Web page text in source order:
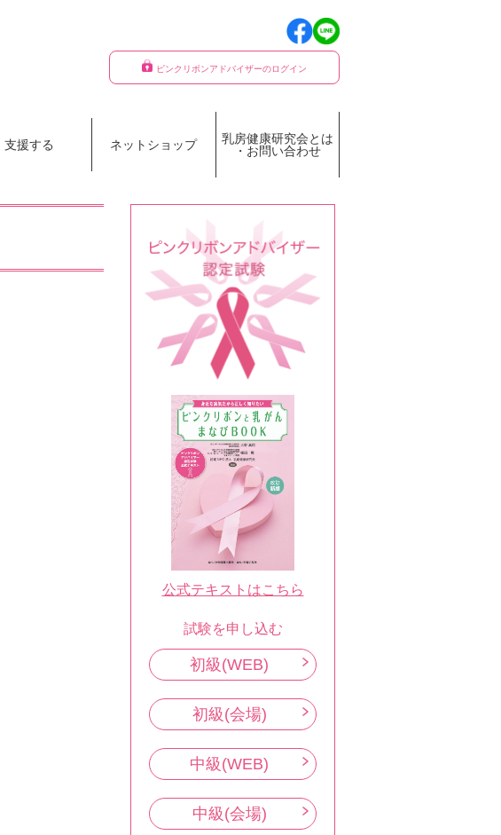
ピンクリボンアドバイザーのログイン
支援する ネットショップ
乳房健康研究会とは
・お問い合わせ
公式テキストはこちら
試験を申し込む
初級(WEB)
初級(会場)
中級(WEB)
中級(会場)